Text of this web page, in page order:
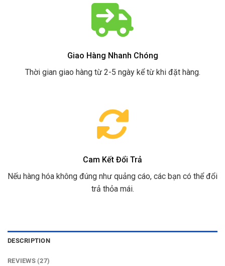
Giao Hàng Nhanh Chóng
Thời gian giao hàng từ 2-5 ngày kể từ khi đặt hàng.
Cam Kết Đổi Trả
Nếu hàng hóa không đúng như quảng cáo, các bạn có thể đổi
trả thỏa mái.
DESCRIPTION
REVIEWS (27)